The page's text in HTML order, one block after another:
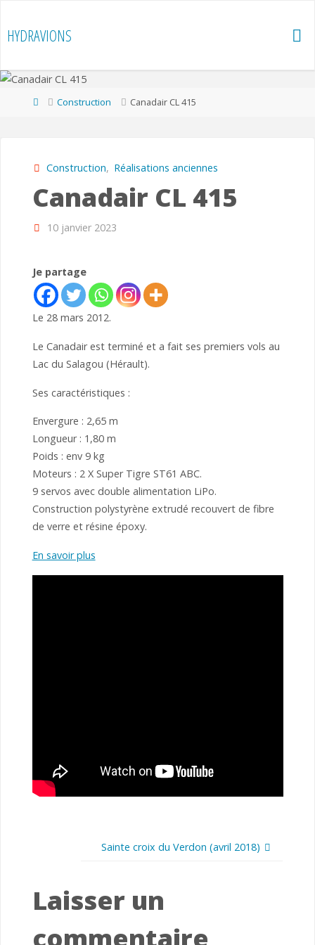
content
HYDRAVIONS
HomeConstruction Canadair CL 415
Construction, Réalisations anciennes
Canadair CL 415
10 janvier 2023
Je partage
Le 28 mars 2012.
Le Canadair est terminé et a fait ses premiers vols au
Lac du Salagou (Hérault).
Ses caractéristiques :
Envergure : 2,65 m
Longueur : 1,80 m
Poids : env 9 kg
Moteurs : 2 X Super Tigre ST61 ABC.
9 servos avec double alimentation LiPo.
Construction polystyrène extrudé recouvert de fibre
de verre et résine époxy.
En savoir plus
Sainte croix du Verdon (avril 2018)
Laisser un